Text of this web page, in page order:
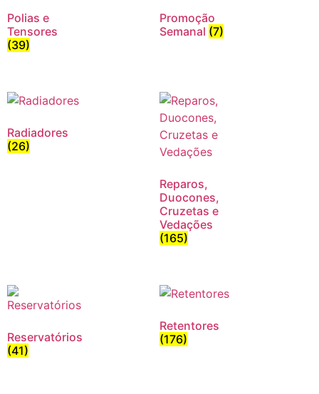
Polias e
Tensores
(39)
Promoção
Semanal (7)
Radiadores
(26)
Reparos,
Duocones,
Cruzetas e
Vedações
(165)
Reservatórios
(41)
Retentores
(176)